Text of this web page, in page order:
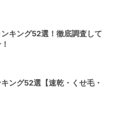
キング52選！徹底調査して
ング52選【速乾・くせ毛・